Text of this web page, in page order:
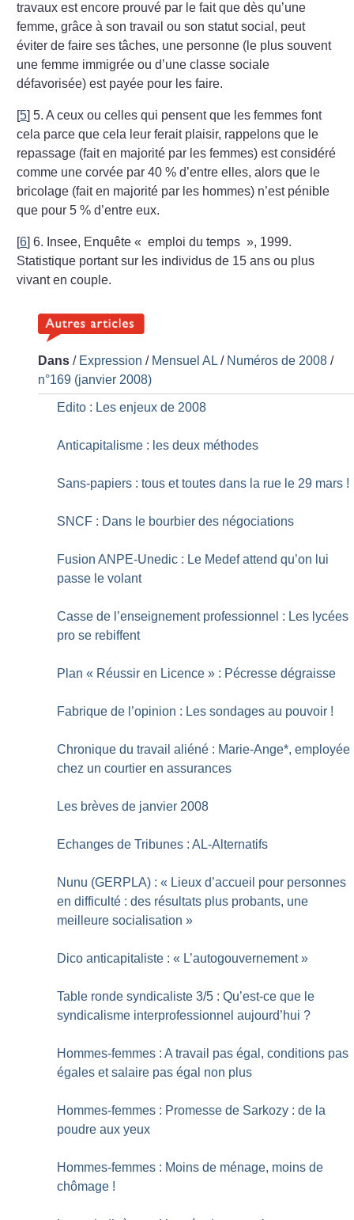
travaux est encore prouvé par le fait que dès qu’une
femme, grâce à son travail ou son statut social, peut
éviter de faire ses tâches, une personne (le plus souvent
une femme immigrée ou d’une classe sociale
défavorisée) est payée pour les faire.
[5]5. A ceux ou celles qui pensent que les femmes font
cela parce que cela leur ferait plaisir, rappelons que le
repassage (fait en majorité par les femmes) est considéré
comme une corvée par 40 % d’entre elles, alors que le
bricolage (fait en majorité par les hommes) n’est pénible
que pour 5 % d’entre eux.
[6]6. Insee, Enquête « emploi du temps », 1999.
Statistique portant sur les individus de 15 ans ou plus
vivant en couple.
Dans / Expression / Mensuel AL / Numéros de 2008 /
n°169 (janvier 2008)
Edito : Les enjeux de 2008
Anticapitalisme : les deux méthodes
Sans-papiers : tous et toutes dans la rue le 29 mars !
SNCF : Dans le bourbier des négociations
Fusion ANPE-Unedic : Le Medef attend qu’on lui
passe le volant
Casse de l’enseignement professionnel : Les lycées
pro se rebiffent
Plan « Réussir en Licence » : Pécresse dégraisse
Fabrique de l’opinion : Les sondages au pouvoir !
Chronique du travail aliéné : Marie-Ange*, employée
chez un courtier en assurances
Les brèves de janvier 2008
Echanges de Tribunes : AL-Alternatifs
Nunu (GERPLA) : « Lieux d’accueil pour personnes
en difficulté : des résultats plus probants, une
meilleure socialisation »
Dico anticapitaliste : « L’autogouvernement »
Table ronde syndicaliste 3/5 : Qu’est-ce que le
syndicalisme interprofessionnel aujourd’hui ?
Hommes-femmes : A travail pas égal, conditions pas
égales et salaire pas égal non plus
Hommes-femmes : Promesse de Sarkozy : de la
poudre aux yeux
Hommes-femmes : Moins de ménage, moins de
chômage !